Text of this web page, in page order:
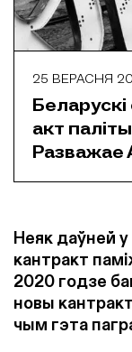
25 ВЕРАСНЯ
акт
Разважае
Неяк даўней
кантракт
2020 годзе
новы
чым гэта